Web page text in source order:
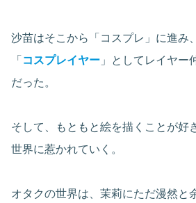
沙苗はそこから「コスプレ」に進み
「 コスプレイヤー 」としてレイヤー
だった。
そして、もともと絵を描くことが好
世界に惹かれていく。
オタクの世界は、茉莉にただ漫然と